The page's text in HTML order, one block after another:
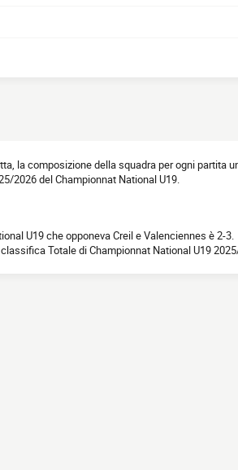
la composizione della squadra per ogni partita
2026 del Championnat National U19.
U19 che opponeva Creil e Valenciennes è 2-3.
Totale di Championnat National U19